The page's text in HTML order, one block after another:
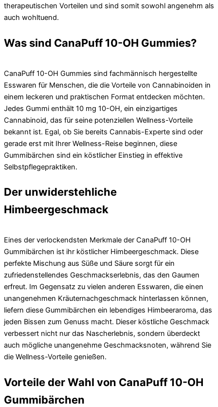
therapeutischen Vorteilen und sind somit sowohl angenehm als
auch wohltuend.
Was sind CanaPuff 10-OH Gummies?
CanaPuff 10-OH Gummies sind fachmännisch hergestellte
Esswaren für Menschen, die die Vorteile von Cannabinoiden in
einem leckeren und praktischen Format entdecken möchten.
Jedes Gummi enthält 10 mg 10-OH, ein einzigartiges
Cannabinoid, das für seine potenziellen Wellness-Vorteile
bekannt ist. Egal, ob Sie bereits Cannabis-Experte sind oder
gerade erst mit Ihrer Wellness-Reise beginnen, diese
Gummibärchen sind ein köstlicher Einstieg in effektive
Selbstpflegepraktiken.
Der unwiderstehliche
Himbeergeschmack
Eines der verlockendsten Merkmale der CanaPuff 10-OH
Gummibärchen ist ihr köstlicher Himbeergeschmack. Diese
perfekte Mischung aus Süße und Säure sorgt für ein
zufriedenstellendes Geschmackserlebnis, das den Gaumen
erfreut. Im Gegensatz zu vielen anderen Esswaren, die einen
unangenehmen Kräuternachgeschmack hinterlassen können,
liefern diese Gummibärchen ein lebendiges Himbeeraroma, das
jeden Bissen zum Genuss macht. Dieser köstliche Geschmack
verbessert nicht nur das Nascherlebnis, sondern überdeckt
auch mögliche unangenehme Geschmacksnoten, während Sie
die Wellness-Vorteile genießen.
Vorteile der Wahl von CanaPuff 10-OH
Gummibärchen